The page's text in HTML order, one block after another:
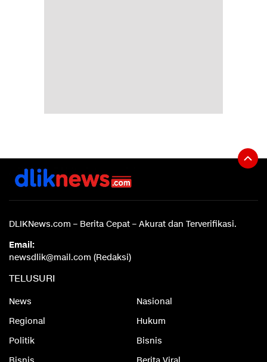
DLIKNews.com – Berita Cepat – Akurat dan Terverifikasi.
Email:
newsdlik@mail.com (Redaksi)
TELUSURI
News
Nasional
Regional
Hukum
Politik
Bisnis